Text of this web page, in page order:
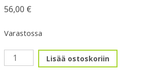
56,00 €
Varastossa
Ketju
11v.
Lisää ostoskoriin